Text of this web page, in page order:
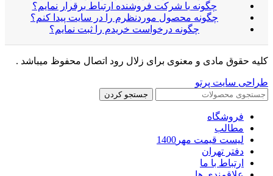
چگونه با شرکت فروشنده ارتباط برقرار نمایم؟
چگونه محصول موردنظرم را در سایت پیدا کنم؟
چگونه درخواست خریدم را ثبت نمایم؟
کلیه حقوق مادی و معنوی برای زلال رود اتصال محفوظ میباشد .
طراحی سایت پرتو
جستجو کردن
فروشگاه
مطالب
لیست قیمت مهر1400
دفتر تهران
ارتباط با ما